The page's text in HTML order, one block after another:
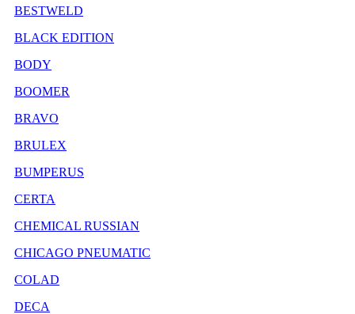
BESTWELD
BLACK EDITION
BODY
BOOMER
BRAVO
BRULEX
BUMPERUS
CERTA
CHEMICAL RUSSIAN
CHICAGO PNEUMATIC
COLAD
DECA